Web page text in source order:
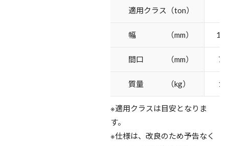
適用クラス（ton）
幅 （mm）
間口 （mm）
質量 （kg）
※適用クラスは目安となりま
す。
※仕様は、改良のため予告なく